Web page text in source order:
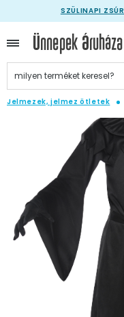
SZÜLINAPI ZSÚR
Jelmezek, jelmez ötletek